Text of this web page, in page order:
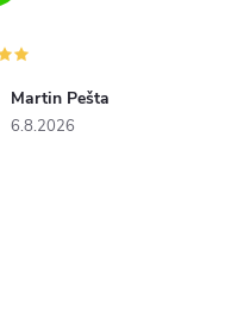
Martin Pešta
6.8.2026